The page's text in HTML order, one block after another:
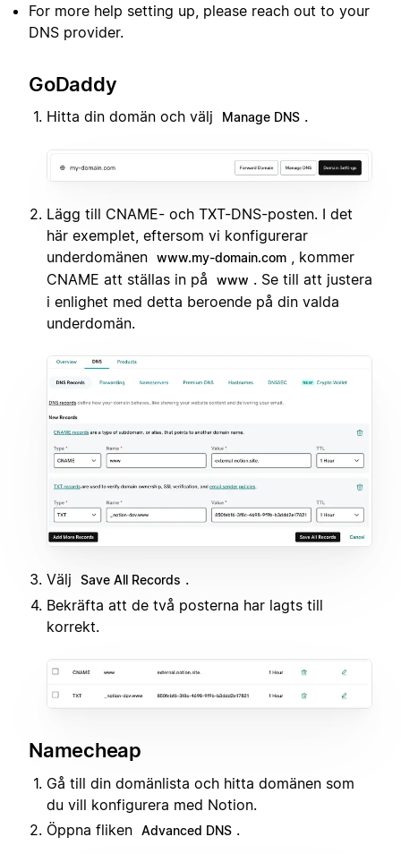
For more help setting up, please reach out to your
DNS provider.
GoDaddy
Hitta din domän och välj Manage DNS .
Lägg till CNAME- och TXT-DNS-posten. I det
här exemplet, eftersom vi konfigurerar
underdomänen www.my-domain.com
, kommer
CNAME att ställas in på
www . Se till att justera
i enlighet med detta beroende på din valda
underdomän.
Välj Save All Records .
Bekräfta att de två posterna har lagts till
korrekt.
Namecheap
Gå till din domänlista och hitta domänen som
du vill konfigurera med Notion.
Öppna fliken Advanced DNS .